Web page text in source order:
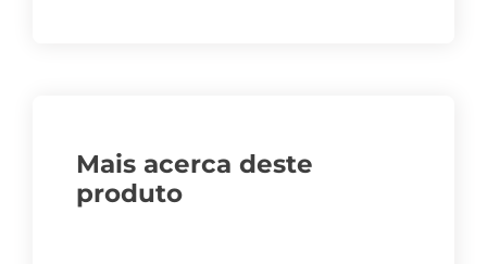
Mais acerca deste
produto